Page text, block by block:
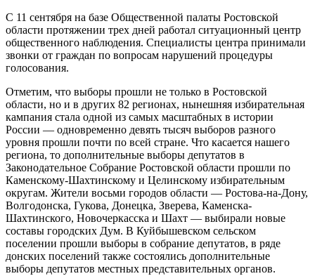
С 11 сентября на базе Общественной палаты Ростовской
области протяжении трех дней работал ситуационный центр
общественного наблюдения. Специалисты центра принимали
звонки от граждан по вопросам нарушений процедуры
голосования.
Отметим, что выборы прошли не только в Ростовской
области, но и в других 82 регионах, нынешняя избирательная
кампания стала одной из самых масштабных в истории
России — одновременно девять тысяч выборов разного
уровня прошли почти по всей стране. Что касается нашего
региона, то дополнительные выборы депутатов в
Законодательное Собрание Ростовской области прошли по
Каменскому-Шахтинскому и Целинскому избирательным
округам. Жители восьми городов области — Ростова-на-Дону,
Волгодонска, Гукова, Донецка, Зверева, Каменска-
Шахтинского, Новочеркасска и Шахт — выбирали новые
составы городских Дум. В Куйбышевском сельском
поселении прошли выборы в собрание депутатов, в ряде
донских поселений также состоялись дополнительные
выборы депутатов местных представительных органов.